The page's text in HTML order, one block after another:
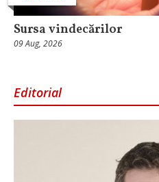
Sursa vindecărilor
09 Aug, 2026
Editorial